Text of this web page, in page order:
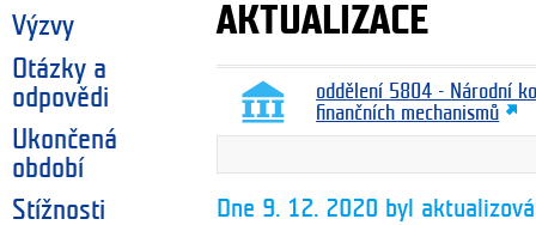
Výzvy
Otázky a
odpovědi
Ukončená
období
Stížnosti
AKTUALIZACE
oddělení 5804 - Národní
finančních mechanismů
Dne 9. 12. 2020 byl